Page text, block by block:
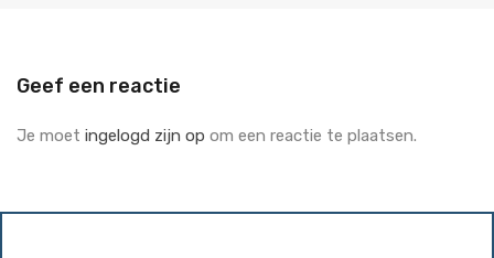
Geef een reactie
Je moet ingelogd zijn op om een reactie te plaatsen.